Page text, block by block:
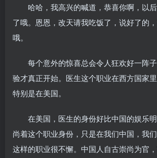
哈哈，我高兴的喊道，恭喜你啊，以
了哦。恩恩，改天请我吃饭了，说好了的
哦。
每个意外的惊喜总会令人狂欢好一阵
验才真正开始。医生这个职业在西方国家
特别是在美国。
在美国，医生的身份好比中国的娱乐
尚着这个职业身份，只是在我们中国，我
这样的职业很不懈。中国人自古崇尚为官